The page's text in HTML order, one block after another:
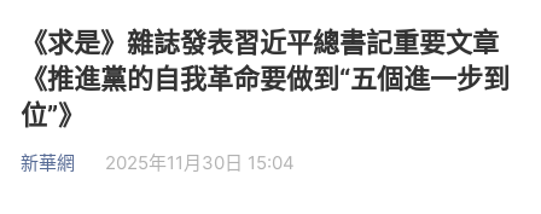
《求是》雜誌發表習近平總書記重要文章
《推進黨的自我革命要做到“五個進一步到
位”》
新華網 2025年11月30日 15:04